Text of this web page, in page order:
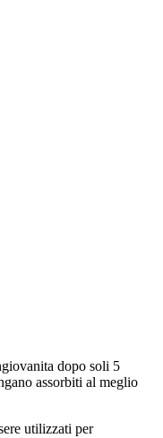
dopo soli 5
assorbiti al meglio
utilizzati per